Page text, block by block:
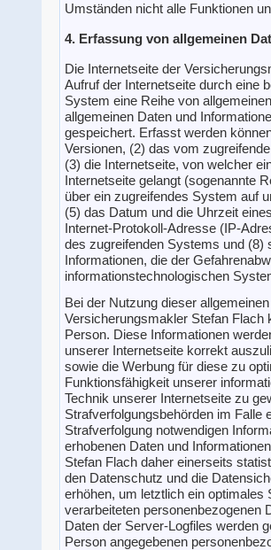
Umständen nicht alle Funktionen
4. Erfassung von allgemeinen
Die Internetseite der
Aufruf der Internetseite durch eine
System eine Reihe von
allgemeinen Daten und
gespeichert. Erfasst werden
Versionen, (2) das vom
(3) die Internetseite, von welcher
Internetseite gelangt (sogenannte
über ein zugreifendes System auf
(5) das Datum und die Uhrzeit
Internet-Protokoll-Adresse (IP-
des zugreifenden Systems und (8)
Informationen, die der
informationstechnologischen
Bei der Nutzung dieser
Versicherungsmakler Stefan
Person. Diese Informationen
unserer Internetseite korrekt
sowie die Werbung für diese zu
Funktionsfähigkeit unserer
Technik unserer Internetseite zu
Strafverfolgungsbehörden im Falle
Strafverfolgung notwendigen
erhobenen Daten und
Stefan Flach daher einerseits
den Datenschutz und die
erhöhen, um letztlich ein optimales
verarbeiteten personenbezogenen
Daten der Server-Logfiles werden
Person angegebenen